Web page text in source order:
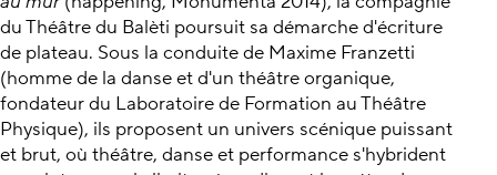
du Théâtre du Balèti poursuit sa démarche d'écriture
de plateau. Sous la conduite de Maxime Franzetti
(homme de la danse et d'un théâtre organique,
fondateur du Laboratoire de Formation au Théâtre
Physique), ils proposent un univers scénique puissant
et brut, où théâtre, danse et performance s'hybrident